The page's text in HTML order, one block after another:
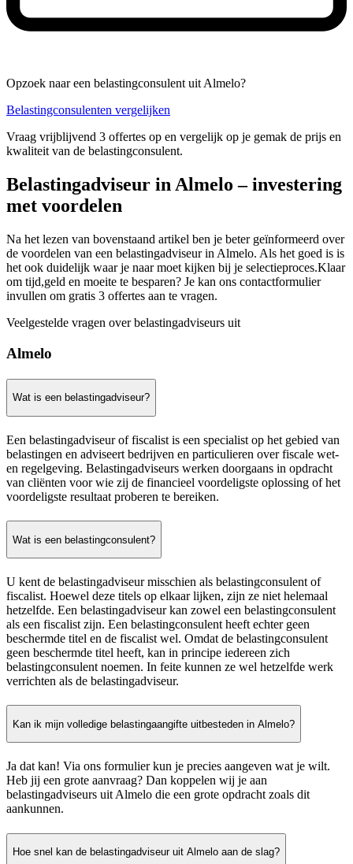
Opzoek naar een belastingconsulent uit Almelo?
Belastingconsulenten vergelijken
Vraag vrijblijvend 3 offertes op en vergelijk op je gemak de prijs en
kwaliteit van de belastingconsulent.
Belastingadviseur in Almelo – investering
met voordelen
Na het lezen van bovenstaand artikel ben je beter geïnformeerd over
de voordelen van een belastingadviseur in Almelo. Als het goed is is
het ook duidelijk waar je naar moet kijken bij je selectieproces.Klaar
om tijd,geld en moeite te besparen? Je kan ons contactformulier
invullen om gratis 3 offertes aan te vragen.
Veelgestelde vragen over belastingadviseurs uit
Almelo
Wat is een belastingadviseur?
Een belastingadviseur of fiscalist is een specialist op het gebied van
belastingen en adviseert bedrijven en particulieren over fiscale wet-
en regelgeving. Belastingadviseurs werken doorgaans in opdracht
van cliënten voor wie zij de financieel voordeligste oplossing of het
voordeligste resultaat proberen te bereiken.
Wat is een belastingconsulent?
U kent de belastingadviseur misschien als belastingconsulent of
fiscalist. Hoewel deze titels op elkaar lijken, zijn ze niet helemaal
hetzelfde. Een belastingadviseur kan zowel een belastingconsulent
als een fiscalist zijn. Een belastingconsulent heeft echter geen
beschermde titel en de fiscalist wel. Omdat de belastingconsulent
geen beschermde titel heeft, kan in principe iedereen zich
belastingconsulent noemen. In feite kunnen ze wel hetzelfde werk
verrichten als de belastingadviseur.
Kan ik mijn volledige belastingaangifte uitbesteden in Almelo?
Ja dat kan! Via ons formulier kun je precies aangeven wat je wilt.
Heb jij een grote aanvraag? Dan koppelen wij je aan
belastingadviseurs uit Almelo die een grote opdracht zoals dit
aankunnen.
Hoe snel kan de belastingadviseur uit Almelo aan de slag?